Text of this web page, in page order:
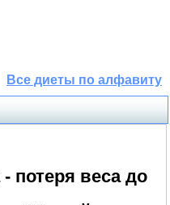
Все диеты по алфавиту
потеря веса до